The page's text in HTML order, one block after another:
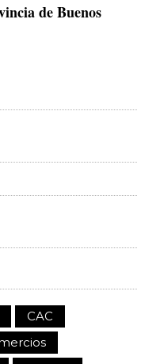
de Buenos
CAC